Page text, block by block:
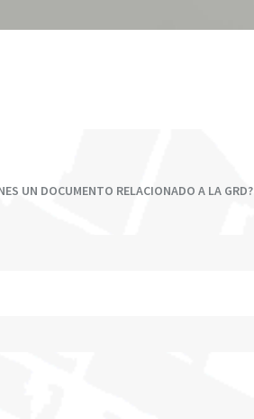
UN DOCUMENTO RELACIONADO A LA GRD?